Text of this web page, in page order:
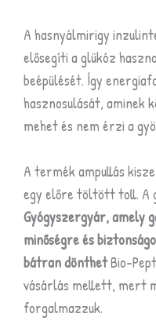
A hasnyálmirigy
elősegíti a glükóz
beépülését. Így
hasznosulását, aminek
mehet és nem érzi a
A termék ampullás
egy előre töltött toll. A
Gyógyszergyár, amely
minőségre és
bátran dönthetBio-
vásárlás mellett, mert
forgalmazzuk.